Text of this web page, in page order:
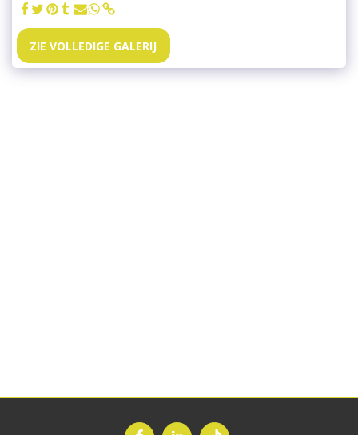
ZIE VOLLEDIGE GALERIJ